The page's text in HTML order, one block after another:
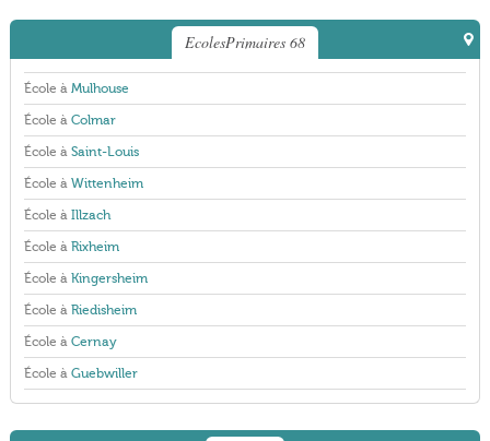
EcolesPrimaires 68
École à Mulhouse
École à Colmar
École à Saint-Louis
École à Wittenheim
École à Illzach
École à Rixheim
École à Kingersheim
École à Riedisheim
École à Cernay
École à Guebwiller